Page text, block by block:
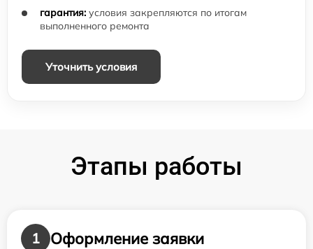
гарантия: условия закрепляются по итогам
выполненного ремонта
Уточнить условия
Этапы работы
1
Оформление заявки